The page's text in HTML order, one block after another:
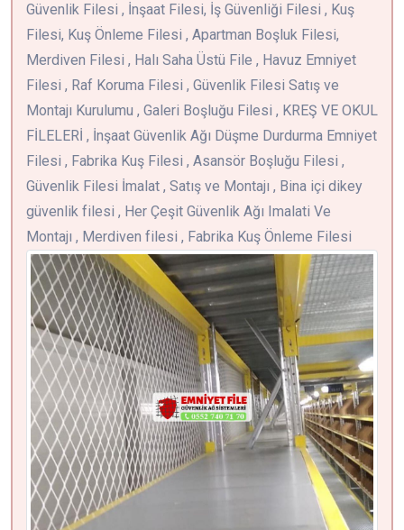
Güvenlik Filesi , İnşaat Filesi, İş Güvenliği Filesi , Kuş
Filesi, Kuş Önleme Filesi , Apartman Boşluk Filesi,
Merdiven Filesi , Halı Saha Üstü File , Havuz Emniyet
Filesi , Raf Koruma Filesi , Güvenlik Filesi Satış ve
Montajı Kurulumu , Galeri Boşluğu Filesi , KREŞ VE OKUL
FİLELERİ , İnşaat Güvenlik Ağı Düşme Durdurma Emniyet
Filesi , Fabrika Kuş Filesi , Asansör Boşluğu Filesi ,
Güvenlik Filesi İmalat , Satış ve Montajı , Bina içi dikey
güvenlik filesi , Her Çeşit Güvenlik Ağı Imalati Ve
Montajı , Merdiven filesi , Fabrika Kuş Önleme Filesi